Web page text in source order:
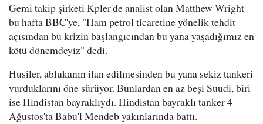
Gemi takip şirketi Kpler'de analist olan Matthew Wright
bu hafta BBC'ye, "Ham petrol ticaretine yönelik tehdit
açısından bu krizin başlangıcından bu yana yaşadığımız en
kötü dönemdeyiz" dedi.
Husiler, ablukanın ilan edilmesinden bu yana sekiz tankeri
vurduklarını öne sürüyor. Bunlardan en az beşi Suudi, biri
ise Hindistan bayraklıydı. Hindistan bayraklı tanker 4
Ağustos'ta Babu'l Mendeb yakınlarında battı.